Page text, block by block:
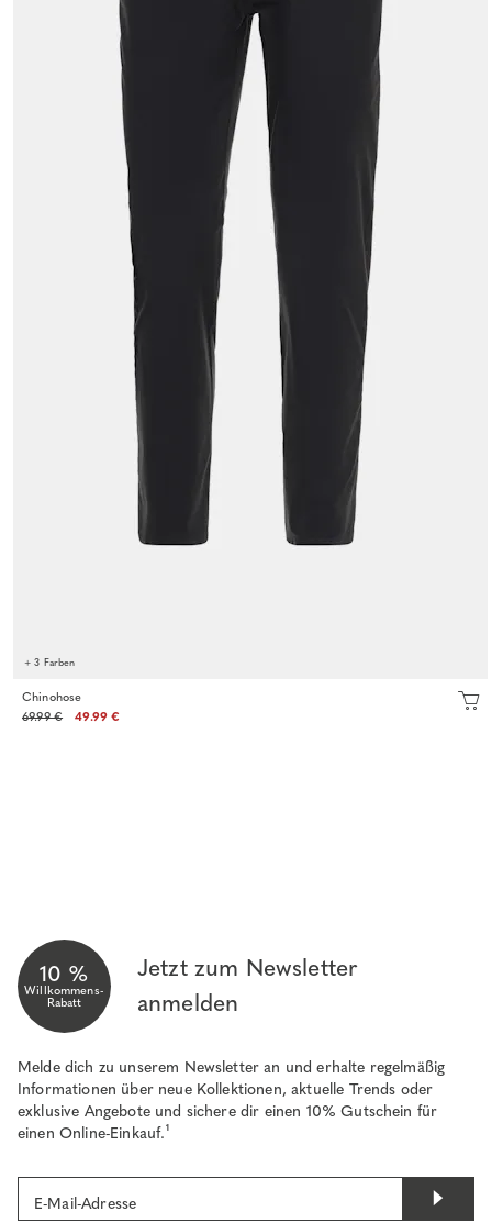
+ 3 Farben
Chinohose
69.99 €
49.99 €
10 %
Willkommens-
Rabatt
Jetzt zum Newsletter
anmelden
Melde dich zu unserem Newsletter an und erhalte regelmäßig
Informationen über neue Kollektionen, aktuelle Trends oder
exklusive Angebote und sichere dir einen 10% Gutschein für
einen Online-Einkauf.¹
E-Mail-Adresse